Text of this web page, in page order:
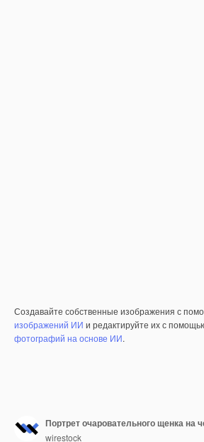
Создавайте собственные изображения с
изображений ИИ и редактируйте их с
фотографий на основе ИИ.
Портрет очаровательного щенка на
wirestock